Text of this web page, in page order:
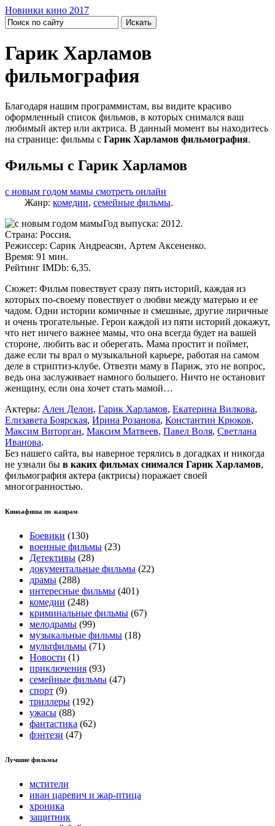
Новинки кино 2017
Гарик Харламов
фильмография
Благодаря нашим программистам, вы видите красиво
оформленный список фильмов, в которых снимался ваш
любимый актер или актриса. В данный момент вы находитесь
на странице: фильмы с Гарик Харламов фильмография.
Фильмы с Гарик Харламов
c новым годом мамы смотреть онлайн
Жанр: комедии, семейные фильмы.
Год выпуска: 2012.
Страна: Россия.
Режиссер: Сарик Андреасян, Артем Аксененко.
Время: 91 мин.
Рейтинг IMDb: 6,35.
Сюжет: Фильм повествует сразу пять историй, каждая из
которых по-своему повествует о любви между матерью и ее
чадом. Одни истории комичные и смешные, другие лиричные
и очень трогательные. Герои каждой из пяти историй докажут,
что нет ничего важнее мамы, что она всегда будет на вашей
стороне, любить вас и оберегать. Мама простит и поймет,
даже если ты врал о музыкальной карьере, работая на самом
деле в стриптиз-клубе. Отвезти маму в Париж, это не вопрос,
ведь она заслуживает намного большего. Ничто не остановит
женщину, если она хочет стать мамой…
Актеры: Ален Делон, Гарик Харламов, Екатерина Вилкова,
Елизавета Боярская, Ирина Розанова, Константин Крюков,
Максим Виторган, Максим Матвеев, Павел Воля, Светлана
Иванова.
Без нашего сайта, вы наверное терялись в догадках и никогда
не узнали бы в каких фильмах снимался Гарик Харламов,
фильмография актера (актрисы) поражает своей
многогранностью.
Киноафиша по жанрам
Боевики (130)
военные фильмы (23)
Детективы (28)
документальные фильмы (22)
драмы (288)
интересные фильмы (401)
комедии (248)
криминальные фильмы (67)
мелодрамы (99)
музыкальные фильмы (18)
мультфильмы (71)
Новости (1)
приключения (93)
семейные фильмы (47)
спорт (9)
триллеры (192)
ужасы (88)
фантастика (62)
фэнтези (47)
Лучшие фильмы
мстители
иван царевич и жар-птица
хроника
защитник